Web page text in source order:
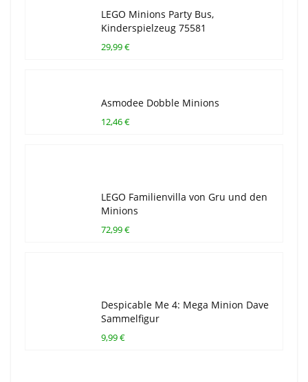
LEGO Minions Party Bus,
Kinderspielzeug 75581
29,99 €
Asmodee Dobble Minions
12,46 €
LEGO Familienvilla von Gru und den
Minions
72,99 €
Despicable Me 4: Mega Minion Dave
Sammelfigur
9,99 €